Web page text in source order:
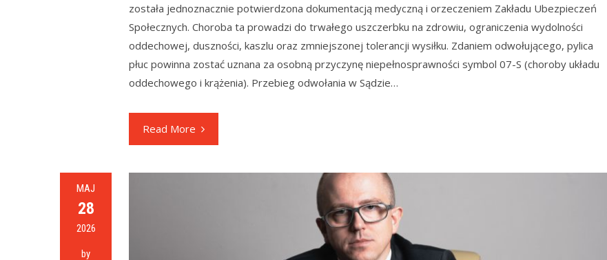
została jednoznacznie potwierdzona dokumentacją medyczną i orzeczeniem Zakładu Ubezpieczeń
Społecznych. Choroba ta prowadzi do trwałego uszczerbku na zdrowiu, ograniczenia wydolności
oddechowej, duszności, kaszlu oraz zmniejszonej tolerancji wysiłku. Zdaniem odwołującego, pylica
płuc powinna zostać uznana za osobną przyczynę niepełnosprawności symbol 07-S (choroby układu
oddechowego i krążenia). Przebieg odwołania w Sądzie…
Read More
MAJ
28
2026
by